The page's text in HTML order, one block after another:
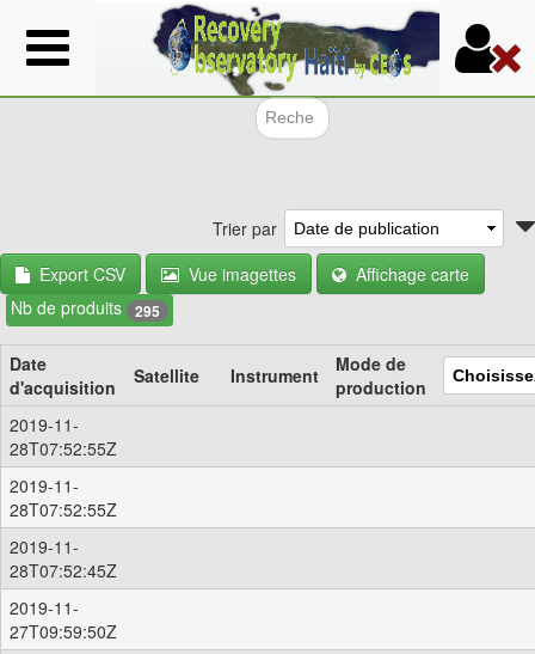
Aller
au
contenu
Trier par
Export CSV
Vue imagettes
Affichage carte
Nb de produits 295
Date
d'acquisition
Satellite Instrument
Mode de
production
2019-11-
28T07:52:55Z
2019-11-
28T07:52:55Z
2019-11-
28T07:52:45Z
2019-11-
27T09:59:50Z